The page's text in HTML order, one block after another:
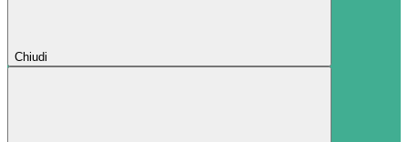
Chiudi